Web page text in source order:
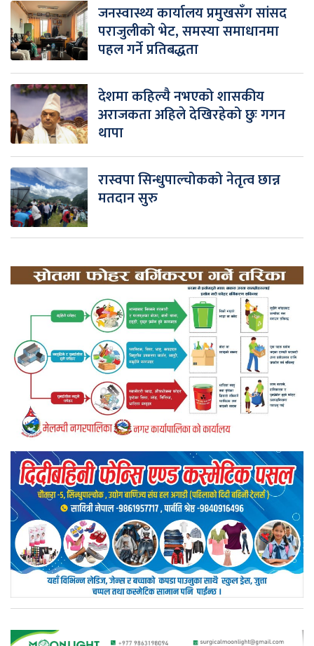
जनस्वास्थ्य कार्यालय प्रमुखसँग सांसद
पराजुलीको भेट, समस्या समाधानमा
पहल गर्ने प्रतिबद्धता
देशमा कहिल्यै नभएको शासकीय
अराजकता अहिले देखिरहेको छुः गगन
थापा
रास्वपा सिन्धुपाल्चोकको नेतृत्व छान्न
मतदान सुरु